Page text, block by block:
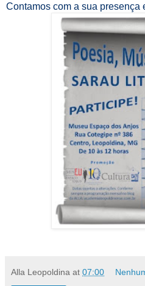
Contamos com a sua presença
Alla Leopoldina at 07:00